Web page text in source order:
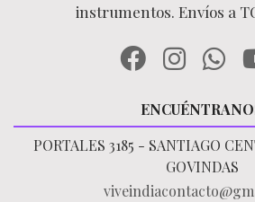
instrumentos. Envíos a
PORTALES 3185 - SANTIAGO
GOVINDAS